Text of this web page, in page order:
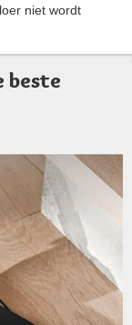
niet wordt
beste